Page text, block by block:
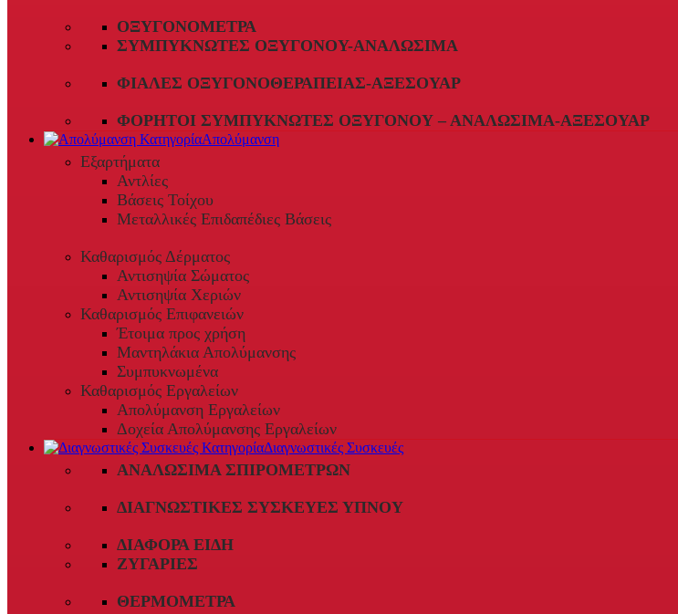
ΟΞΥΓΟΝΌΜΕΤΡΑ
ΣΥΜΠΥΚΝΩΤΈΣ ΟΞΥΓΌΝΟΥ-ΑΝΑΛΏΣΙΜΑ
ΦΙΆΛΕΣ ΟΞΥΓΟΝΟΘΕΡΑΠΕΊΑΣ-ΑΞΕΣΟΥΆΡ
ΦΟΡΗΤΟΊ ΣΥΜΠΥΚΝΩΤΈΣ ΟΞΥΓΌΝΟΥ – ΑΝΑΛΏΣΙΜΑ-ΑΞΕΣΟΥΆΡ
Απολύμανση
Εξαρτήματα
Αντλίες
Βάσεις Τοίχου
Μεταλλικές Επιδαπέδιες Βάσεις
Καθαρισμός Δέρματος
Αντισηψία Σώματος
Αντισηψία Χεριών
Καθαρισμός Επιφανειών
Έτοιμα προς χρήση
Μαντηλάκια Απολύμανσης
Συμπυκνωμένα
Καθαρισμός Εργαλείων
Απολύμανση Εργαλείων
Δοχεία Απολύμανσης Εργαλείων
Διαγνωστικές Συσκευές
ΑΝΑΛΏΣΙΜΑ ΣΠΙΡΟΜΈΤΡΩΝ
ΔΙΑΓΝΩΣΤΙΚΈΣ ΣΥΣΚΕΥΈΣ ΎΠΝΟΥ
ΔΙΆΦΟΡΑ ΕΊΔΗ
ΖΥΓΑΡΙΈΣ
ΘΕΡΜΌΜΕΤΡΑ